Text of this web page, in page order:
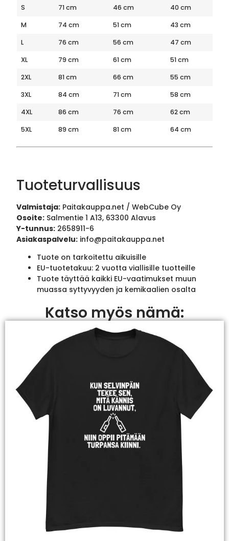
S 71 cm 46 cm
40 cm
M
74 cm 51 cm
43 cm
L
76 cm 56 cm
47 cm
XL
79 cm 61 cm
51 cm
2XL
81 cm 66 cm
55 cm
3XL
84 cm 71 cm
58 cm
4XL
86 cm 76 cm
62 cm
5XL
89 cm 81 cm 64 cm
Tuoteturvallisuus
Valmistaja: Paitakauppa.net / WebCube Oy
Osoite: Salmentie 1 A13, 63300 Alavus
Y-tunnus: 2658911-6
Asiakaspalvelu: info@paitakauppa.net
Tuote on tarkoitettu aikuisille
EU-tuotetakuu: 2 vuotta viallisille tuotteille
Tuote täyttää kaikki EU-vaatimukset muun
muassa syttyvyyden ja kemikaalien osalta
Katso myös nämä: